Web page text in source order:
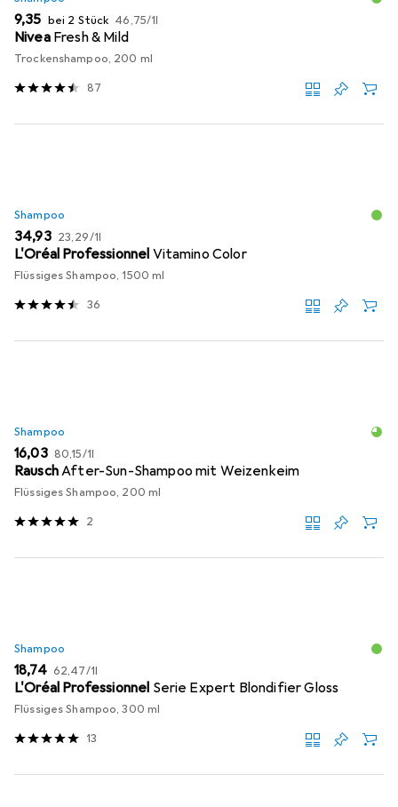
EUR
9,35 bei 2 Stück EUR
46,75/1l
Nivea Fresh & Mild
Trockenshampoo, 200 ml
87
Shampoo
EUR
34,93 EUR
23,29/1l
L'Oréal Professionnel Vitamino Color
Flüssiges Shampoo, 1500 ml
36
Shampoo
EUR
16,03 EUR
80,15/1l
RauschAfter-Sun-Shampoo mit Weizenkeim
Flüssiges Shampoo, 200 ml
2
Shampoo
EUR
18,74 EUR
62,47/1l
L'Oréal Professionnel Serie Expert Blondifier Gloss
Flüssiges Shampoo, 300 ml
13